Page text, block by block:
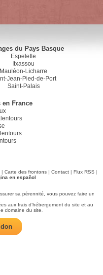
du Pays Basque
Espelette
Itxassou
Mauléon-Licharre
Jean-Pied-de-Port
Saint-Palais
France
| Carte des frontons| Contact| Flux RSS |
en español
sa pérennité, vous pouvez faire un
aux frais d'hébergement du site et au
domaine du site.